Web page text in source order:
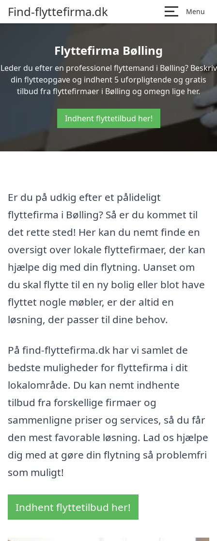
Find-flyttefirma.dk Menu
Flyttefirma Bølling
Leder du efter en professionel flyttemand i Bølling? Beskriv
din flytteopgave og indhent 5 uforpligtende og gratis
tilbud fra flyttefirmaer i Bølling og omegn lige her.
Indhent flyttetilbud her!
Er du på udkig efter et pålideligt
flyttefirma i Bølling? Så er du kommet til
det rette sted! Her kan du nemt finde en
oversigt over lokale flyttefirmaer, der kan
hjælpe dig med din flytning. Uanset om
du skal flytte til en ny bolig eller blot have
flyttet nogle møbler, er der altid en
løsning, der passer til dine behov.
På find-flyttefirma.dk har vi samlet de
bedste muligheder for flyttefirma i dit
lokalområde. Du kan nemt indhente
tilbud fra forskellige firmaer og
sammenligne priser og services, så du får
den mest favorable løsning. Lad os hjælpe
dig med at gøre din flytning så problemfri
som muligt!
Indhent flyttetilbud her!